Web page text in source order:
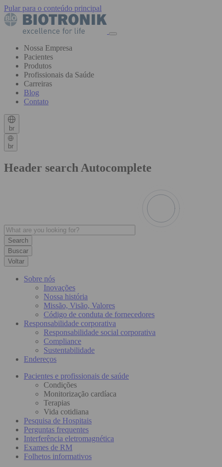
Pular para o conteúdo principal
Nossa Empresa
Pacientes
Produtos
Profissionais da Saúde
Carreiras
Blog
Contato
br
br
Header search Autocomplete
Buscar
Voltar
Sobre nós
Inovações
Nossa história
Missão, Visão, Valores
Código de conduta de fornecedores
Responsabilidade corporativa
Responsabilidade social corporativa
Compliance
Sustentabilidade
Endereços
Pacientes e profissionais de saúde
Condições
Monitorização cardíaca
Terapias
Vida cotidiana
Pesquisa de Hospitais
Perguntas frequentes
Interferência eletromagnética
Exames de RM
Folhetos informativos